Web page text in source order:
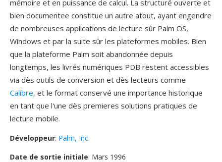
mémoire et en puissance de calcul. La structuré ouverte et
bien documentee constitue un autre atout, ayant engendre
de nombreuses applications de lecture sûr Palm OS,
Windows et par la suite sûr les plateformes mobiles. Bien
que la plateforme Palm soit abandonnée depuis
longtemps, les livrés numériques PDB restent accessibles
via dès outils de conversion et dès lecteurs comme
Calibre, et le format conservé une importance historique
en tant que l'une dès premieres solutions pratiques de
lecture mobile.
Développeur: Palm, Inc.
Date de sortie initiale: Mars 1996